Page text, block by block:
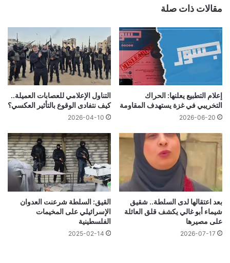
مقالات ذات صلة
إعلام التطبيع يعلنها: الحراك
التخريبي في غزة يستهدف المقاومة
2026-06-20
التناول الإعلامي للعصابات العميلة..
كيف نتفادى الوقوع بالتأثير العكسي؟
2026-04-10
بعد اعتقالها لدى السلطة.. شقيق
شيماء أبو غالي يكشف قلق العائلة
على مصيرها
2026-07-17
القيق: السلطة شرعنت العدوان
الإسرائيلي على المخيمات
الفلسطينية
2025-02-14